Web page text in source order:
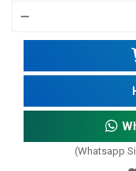
(Whatsapp